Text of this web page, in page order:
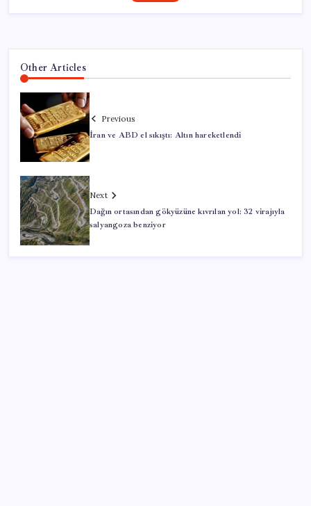
Other Articles
Previous
İran ve ABD el sıkıştı: Altın hareketlendi
Next
Dağın ortasından gökyüzüne kıvrılan yol: 32 virajıyla
salyangoza benziyor